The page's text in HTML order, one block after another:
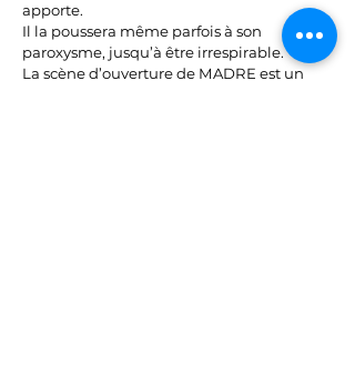
apporte.
Il la poussera même parfois à son
paroxysme, jusqu’à être irrespirable.
La scène d’ouverture de MADRE est un